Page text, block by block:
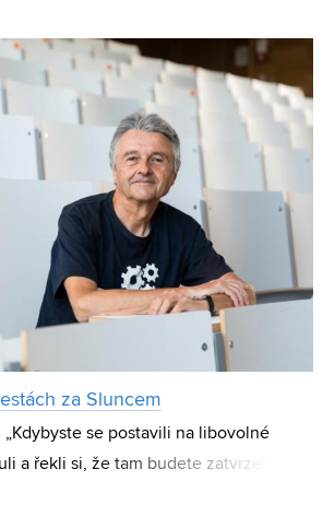
Vysokého učení techn
za Sluncem
„Kdybyste se postavili na libovolné
a řekli si, že tam budete zatvrzele